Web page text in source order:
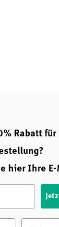
von i like it
Rabatt
hier Ihre
Nachname